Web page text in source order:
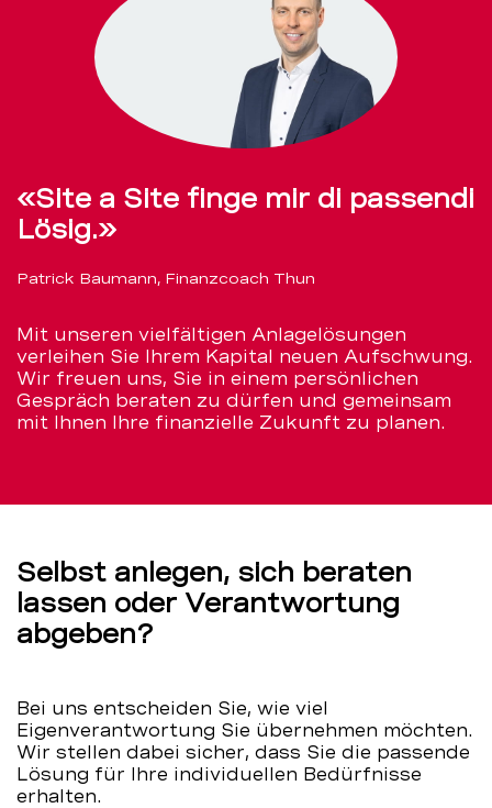
«Site a Site finge mir di passendi
Lösig.»
Patrick Baumann, Finanzcoach Thun
Mit unseren vielfältigen Anlagelösungen
verleihen Sie Ihrem Kapital neuen Aufschwung.
Wir freuen uns, Sie in einem persönlichen
Gespräch beraten zu dürfen und gemeinsam
mit Ihnen Ihre finanzielle Zukunft zu planen.
Selbst anlegen, sich beraten
lassen oder Verantwortung
abgeben?
Bei uns entscheiden Sie, wie viel
Eigenverantwortung Sie übernehmen möchten.
Wir stellen dabei sicher, dass Sie die passende
Lösung für Ihre individuellen Bedürfnisse
erhalten.